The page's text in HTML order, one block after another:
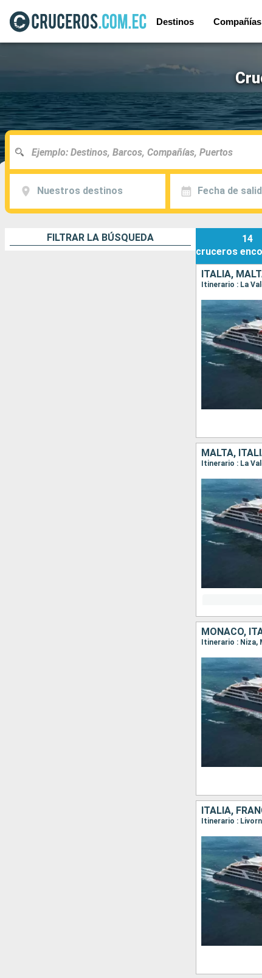
Destinos Compañías
Nuestros destinos Fecha de
FILTRAR LA BÚSQUEDA
14
cruceros
ITALIA,
Itinerario : La
MALTA,
MONACO,
Itinerario :
ITALIA,
Itinerario :